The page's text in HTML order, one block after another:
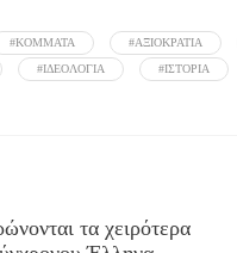
#KOMMATA #ΑΞΙΟΚΡΑΤΙΑ
#ΙΔΕΟΛΟΓΙΑ #ΙΣΤΟΡΙΑ
τα χειρότερα